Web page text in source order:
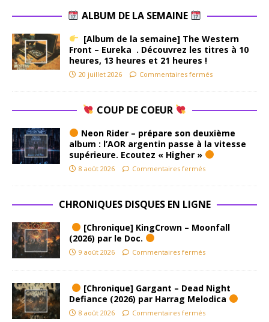
ALBUM DE LA SEMAINE
[Album de la semaine] The Western
Front – Eureka . Découvrez les titres à 10
heures, 13 heures et 21 heures !
20 juillet 2026 Commentaires fermés
COUP DE COEUR
Neon Rider – prépare son deuxième
album : l’AOR argentin passe à la vitesse
supérieure. Ecoutez « Higher »
8 août 2026 Commentaires fermés
CHRONIQUES DISQUES EN LIGNE
[Chronique] KingCrown – Moonfall
(2026) par le Doc.
9 août 2026 Commentaires fermés
[Chronique] Gargant – Dead Night
Defiance (2026) par Harrag Melodica
8 août 2026 Commentaires fermés